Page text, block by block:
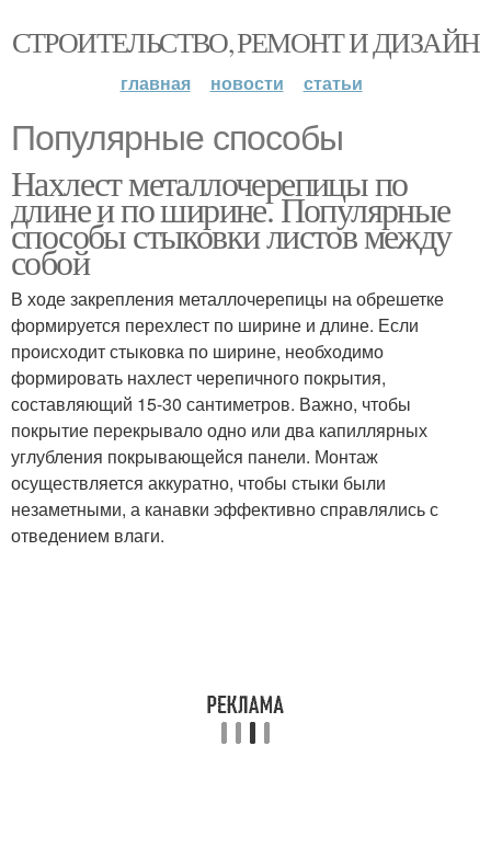
СТРОИТЕЛЬСТВО, РЕМОНТ И ДИЗАЙН
главная новости статьи
Популярные способы
Нахлест металлочерепицы по
длине и по ширине. Популярные
способы стыковки листов между
собой
В ходе закрепления металлочерепицы на обрешетке
формируется перехлест по ширине и длине. Если
происходит стыковка по ширине, необходимо
формировать нахлест черепичного покрытия,
составляющий 15-30 сантиметров. Важно, чтобы
покрытие перекрывало одно или два капиллярных
углубления покрывающейся панели. Монтаж
осуществляется аккуратно, чтобы стыки были
незаметными, а канавки эффективно справлялись с
отведением влаги.